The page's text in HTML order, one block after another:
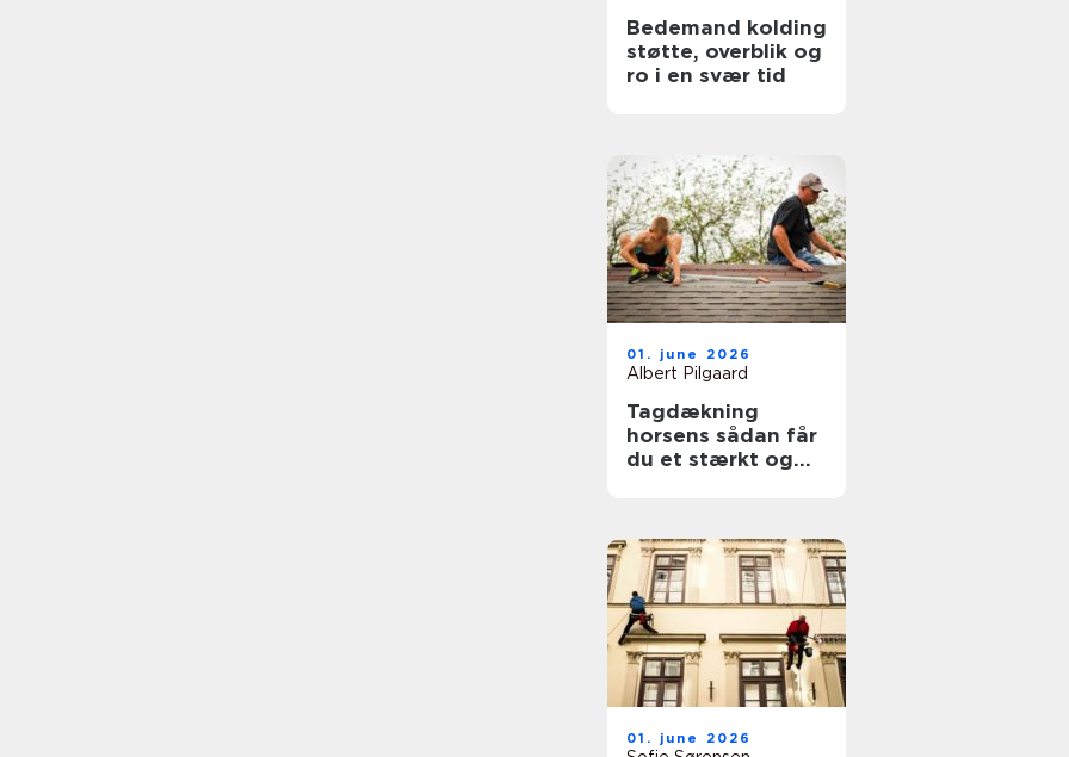
Bedemand kolding
støtte, overblik og
ro i en svær tid
01. june 2026
Albert Pilgaard
Tagdækning
horsens sådan får
du et stærkt og
01. june 2026